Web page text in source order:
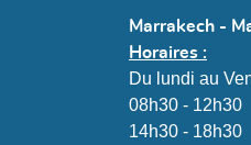
Marrakech -
Horaires :
Du lundi au
08h30 - 12h30
14h30 - 18h30